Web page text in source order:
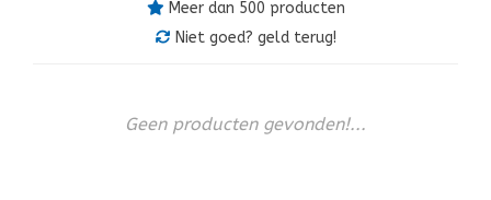
Meer dan 500 producten
Niet goed? geld terug!
Geen producten gevonden!...